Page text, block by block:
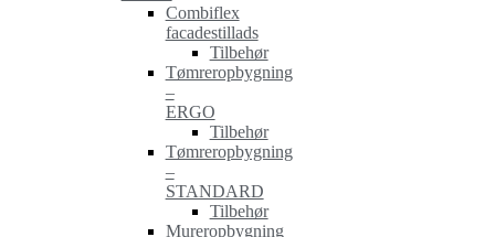
Combiflex
facadestillads
Tilbehør
Tømreropbygning
–
ERGO
Tilbehør
Tømreropbygning
–
STANDARD
Tilbehør
Mureropbygning